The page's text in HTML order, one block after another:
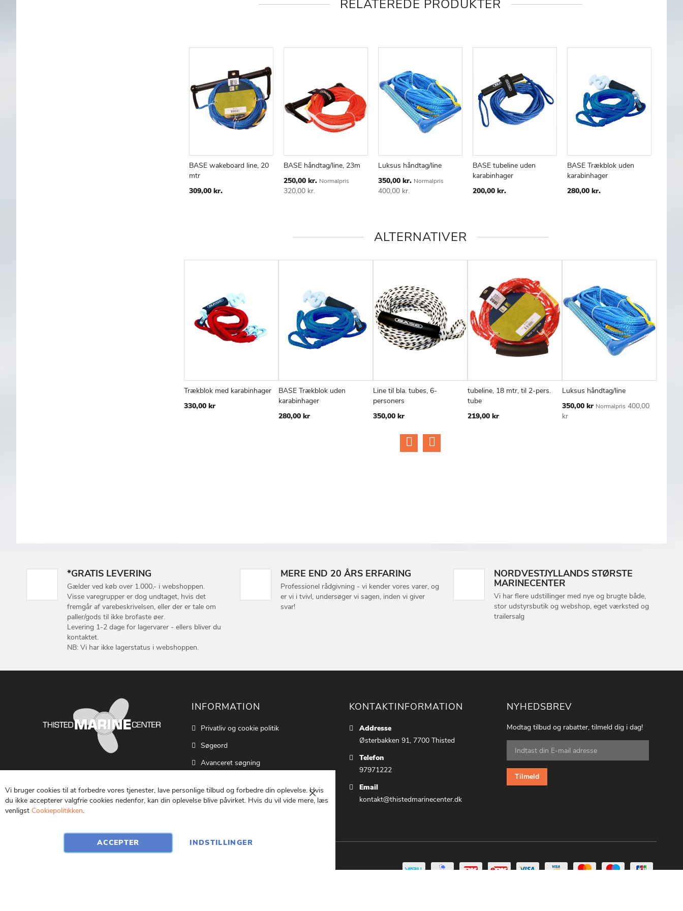
RELATEREDE PRODUKTER
TIL
ØNSKE
BASE wakeboard line, 20
mtr
309,00 kr.
TILFØJ
TIL
ØNSKE
BASE håndtag/line, 23m
Special
Price
250,00 kr. Normalpris
320,00 kr.
TILFØJ
TIL
ØNSKE
Luksus håndtag/line
Special
Price
350,00 kr. Normalpris
400,00 kr.
TILFØJ
TIL
ØNSKE
SAMMENLIGN
BASE tubeline uden
karabinhager
200,00 kr.
TILFØJ
TIL
ØNSKE
SAMMENLIGN
BASE Trækblok uden
karabinhager
280,00 kr.
ALTERNATIVER
TILFØJSAMMENLIGN
Trækblok med karabinhager
330,00 kr
Læg i kurv SAMMENLIGN
BASE Trækblok uden
karabinhager
280,00 kr
Læg i kurv SAMMENLIGN
Line til bla. tubes, 6-
personers
350,00 kr
Læg i kurv
TILFØJ
tubeline, 18 mtr, til 2-pers.
tube
219,00 kr
TIL
Luksus håndtag/line
Tilbudspris
350,00 kr Normalpris 400,00
kr
*GRATIS LEVERING
Gælder ved køb over 1.000,- i webshoppen.
Visse varegrupper er dog undtaget, hvis det
fremgår af varebeskrivelsen, eller der er tale om
paller/gods til ikke brofaste øer.
Levering 1-2 dage for lagervarer - ellers bliver du
kontaktet.
NB: Vi har ikke lagerstatus i webshoppen.
MERE END 20 ÅRS ERFARING
Professionel rådgivning - vi kender vores varer, og
er vi i tvivl, undersøger vi sagen, inden vi giver
svar!
NORDVESTJYLLANDS STØRSTE
MARINECENTER
Vi har flere udstillinger med nye og brugte både,
stor udstyrsbutik og webshop, eget værksted og
trailersalg
INFORMATION
Privatliv og cookie politik
Søgeord
Avanceret søgning
Kontakt os
KONTAKTINFORMATION
Addresse
Østerbakken 91, 7700 Thisted
Telefon
97971222
Email
kontakt@thistedmarinecenter.dk
NYHEDSBREV
Modtag tilbud og rabatter, tilmeld dig i dag!
Tilmeld
dig
vores
nyhedsbrev:
Tilmeld
Luk
Vi bruger cookies til at forbedre vores tjenester, lave personlige tilbud og forbedre din oplevelse. Hvis
du ikke accepterer valgfrie cookies nedenfor, kan din oplevelse blive påvirket. Hvis du vil vide mere, læs
venligst Cookiepolitikken.
ACCEPTER INDSTILLINGER